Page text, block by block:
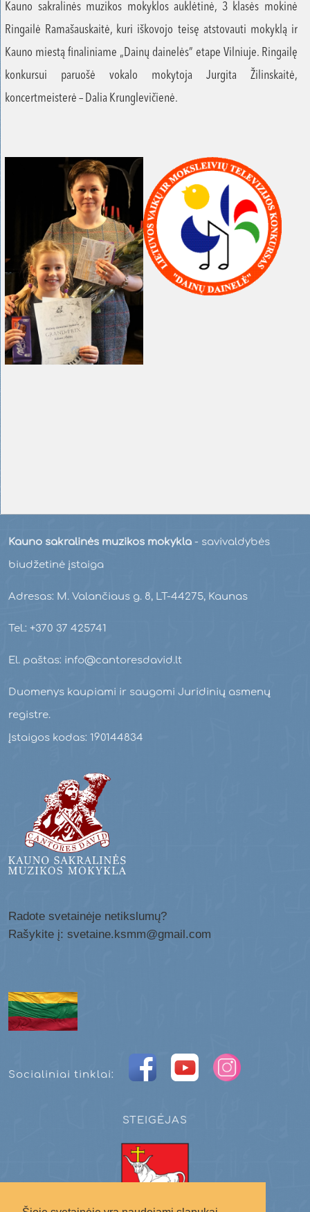
Kauno sakralinės muzikos mokyklos auklėtinė, 3 klasės mokinė
Ringailė Ramašauskaitė, kuri iškovojo teisę atstovauti mokyklą ir
Kauno miestą finaliniame „Dainų dainelės” etape Vilniuje. Ringailę
konkursui paruošė vokalo mokytoja Jurgita Žilinskaitė,
koncertmeisterė – Dalia Krunglevičienė.
Kauno sakralinės muzikos mokykla - savivaldybės
biudžetinė įstaiga
Adresas: M. Valančiaus g. 8, LT-44275, Kaunas
Tel.: +370 37 425741
El. paštas: info@cantoresdavid.lt
Duomenys kaupiami ir saugomi Juridinių asmenų
registre.
Įstaigos kodas: 190144834
Radote svetainėje netikslumų?
Rašykite į: svetaine.ksmm@gmail.com
Socialiniai tinklai:
STEIGĖJAS